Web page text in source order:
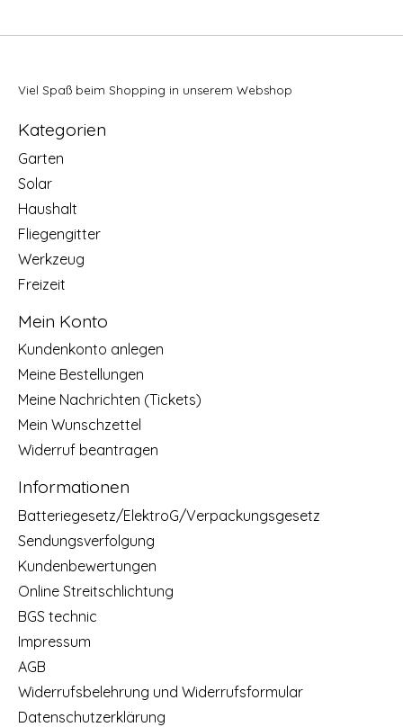
Viel Spaß beim Shopping in unserem Webshop
Kategorien
Garten
Solar
Haushalt
Fliegengitter
Werkzeug
Freizeit
Mein Konto
Kundenkonto anlegen
Meine Bestellungen
Meine Nachrichten (Tickets)
Mein Wunschzettel
Widerruf beantragen
Informationen
Batteriegesetz/ElektroG/Verpackungsgesetz
Sendungsverfolgung
Kundenbewertungen
Online Streitschlichtung
BGS technic
Impressum
AGB
Widerrufsbelehrung und Widerrufsformular
Datenschutzerklärung